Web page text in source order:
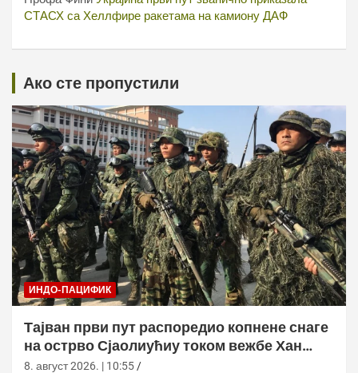
СТАСХ са Хеллфире ракетама на камиону ДАФ
Ако сте пропустили
ИНДО-ПАЦИФИК
Тајван први пут распоредио копнене снаге
на острво Сјаолиућиу током вежбе Хан
Куанг 42
8. август 2026. | 10:55